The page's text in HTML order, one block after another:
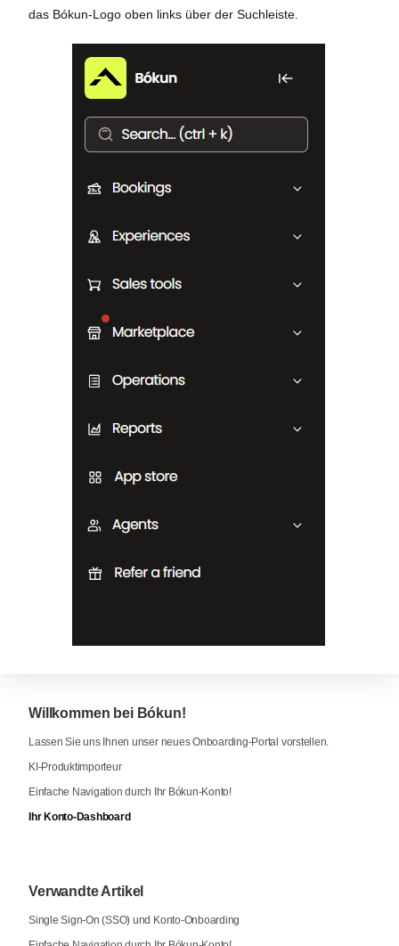
das Bókun-Logo oben links über der Suchleiste.
Willkommen bei Bókun!
Lassen Sie uns Ihnen unser neues Onboarding-Portal vorstellen.
KI-Produktimporteur
Einfache Navigation durch Ihr Bókun-Konto!
Ihr Konto-Dashboard
Verwandte Artikel
Single Sign-On (SSO) und Konto-Onboarding